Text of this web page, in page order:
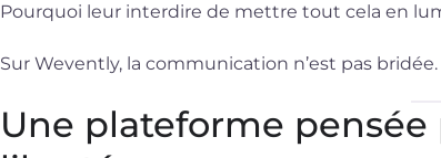
Pourquoi leur interdire de mettre tout cela en
Sur Wevently, la communication n’est pas
Une plateforme